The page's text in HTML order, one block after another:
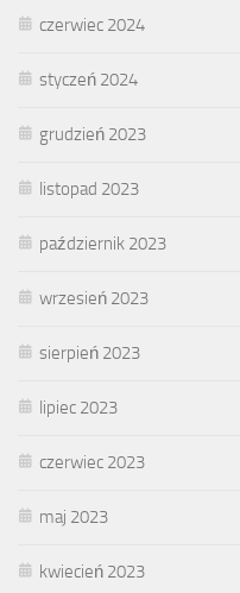
czerwiec 2024
styczeń 2024
grudzień 2023
listopad 2023
październik 2023
wrzesień 2023
sierpień 2023
lipiec 2023
czerwiec 2023
maj 2023
kwiecień 2023